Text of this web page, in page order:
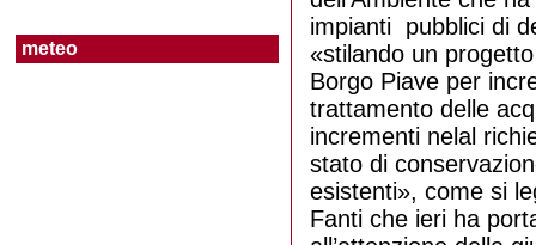
meteo
impianti pubblici di
«stilando un
Borgo Piave per
trattamento delle
incrementi nelal
stato di
esistenti», come si
Fanti che ieri ha